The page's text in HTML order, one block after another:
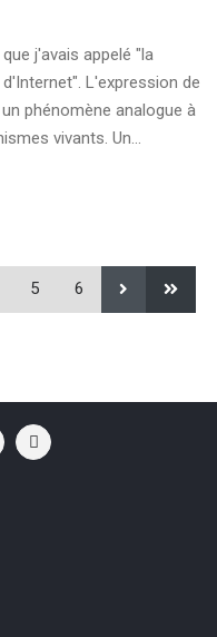
j'avais appelé "la
L'expression de
phénomène analogue à
vivants. Un...
5 6